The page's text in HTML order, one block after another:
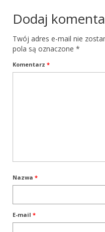
Dane Kontaktowe
Sekcja Pomocy
60858333
Dodaj
Twój adres e-mail nie
pola są oznaczone *
Komentarz *
Nazwa *
E-mail *